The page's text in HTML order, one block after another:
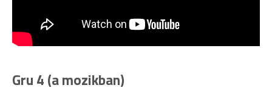
Gru 4 (a mozikban)